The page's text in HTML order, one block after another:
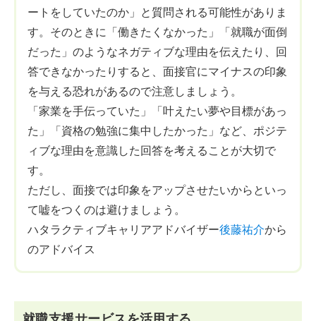
ートをしていたのか」と質問される可能性がありま
す。そのときに「働きたくなかった」「就職が面倒
だった」のようなネガティブな理由を伝えたり、回
答できなかったりすると、面接官にマイナスの印象
を与える恐れがあるので注意しましょう。
「家業を手伝っていた」「叶えたい夢や目標があっ
た」「資格の勉強に集中したかった」など、ポジテ
ィブな理由を意識した回答を考えることが大切で
す。
ただし、面接では印象をアップさせたいからといっ
て嘘をつくのは避けましょう。
ハタラクティブキャリアアドバイザー後藤祐介から
のアドバイス